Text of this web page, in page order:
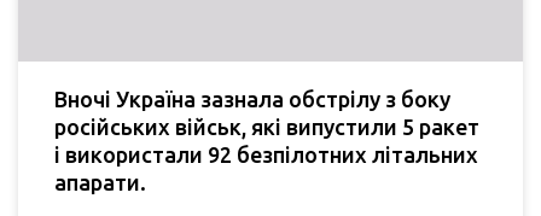
Вночі Україна зазнала обстрілу з боку
російських військ, які випустили 5 ракет
і використали 92 безпілотних літальних
апарати.